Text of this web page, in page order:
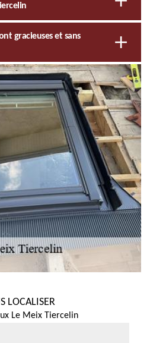
gracieuses et sans
LOCALISER
Le Meix Tiercelin